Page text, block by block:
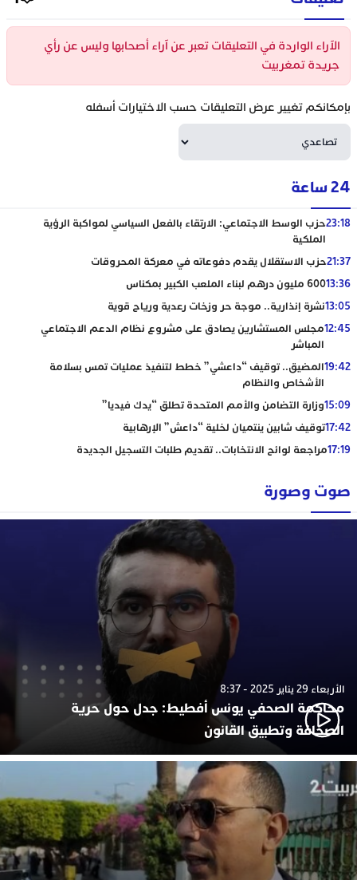
الآراء الواردة في التعليقات تعبر عن آراء أصحابها وليس عن رأي
جريدة تمغربيت
بإمكانكم تغيير عرض التعليقات حسب الاختيارات أسفله
24 ساعة
23:18حزب الوسط الاجتماعي: الارتقاء بالفعل السياسي لمواكبة الرؤية
الملكية
21:37حزب الاستقلال يقدم دفوعاته في معركة المحروقات
13:36600 مليون درهم لبناء الملعب الكبير بمكناس
13:05نشرة إنذارية.. موجة حر وزخات رعدية ورياح قوية
12:45مجلس المستشارين يصادق على مشروع نظام الدعم الاجتماعي
المباشر
19:42المضيق.. توقيف “داعشي” خطط لتنفيذ عمليات تمس بسلامة
الأشخاص والنظام
15:09وزارة التضامن والأمم المتحدة تطلق “يدك فيديا”
17:42توقيف شابين ينتميان لخلية “داعش” الإرهابية
17:19مراجعة لوائح الانتخابات.. تقديم طلبات التسجيل الجديدة
صوت وصورة
الأربعاء 29 يناير 2025 - 8:37
محاكمة الصحفي يونس أفطيط: جدل حول حرية
الصحافة وتطبيق القانون